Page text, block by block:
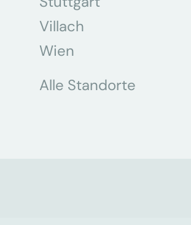
Villach
Wien
Alle Standorte